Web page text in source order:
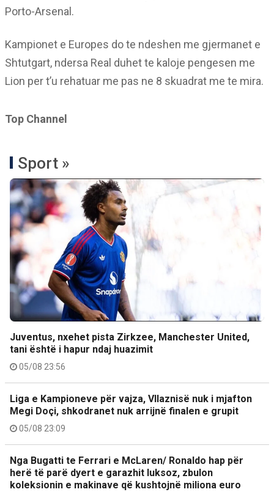
Porto-Arsenal.
Kampionet e Europes do te ndeshen me gjermanet e
Shtutgart, ndersa Real duhet te kaloje pengesen me
Lion per t’u rehatuar me pas ne 8 skuadrat me te mira.
Top Channel
Sport »
Juventus, nxehet pista Zirkzee, Manchester United,
tani është i hapur ndaj huazimit
05/08 23:56
Liga e Kampioneve për vajza, Vllaznisë nuk i mjafton
Megi Doçi, shkodranet nuk arrijnë finalen e grupit
05/08 23:09
Nga Bugatti te Ferrari e McLaren/ Ronaldo hap për
herë të parë dyert e garazhit luksoz, zbulon
koleksionin e makinave që kushtojnë miliona euro